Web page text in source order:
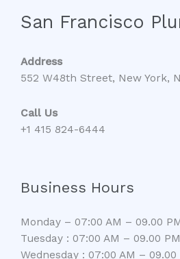
San Francisco
Address
552 W48th Street, New York,
Call Us
+1 415 824-6444
Business Hours
Monday – 07:00 AM – 09.00
Tuesday : 07:00 AM – 09.00 PM
Wednesday : 07:00 AM – 09.00